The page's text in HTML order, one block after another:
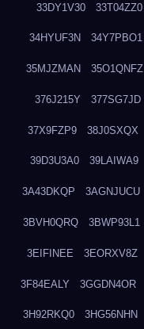
33DY1V30 33T04ZZ0
34HYUF3N 34Y7PBO1
35MJZMAN 35O1QNFZ
376J215Y 377SG7JD
37X9FZP9 38J0SXQX
39D3U3A0 39LAIWA9
3A43DKQP 3AGNJUCU
3BVH0QRQ 3BWP93L1
3EIFINEE 3EORXV8Z
3F84EALY 3GGDN4OR
3H92RKQ0 3HG56NHN